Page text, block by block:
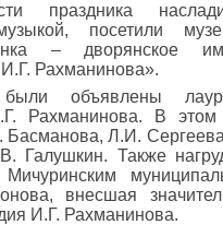
праздника
посетили
– дворянское
И.Г. Рахманинова».
объявлены
Рахманинова. В этом
Басманова, Л.И.
Галушкин. Также
внесшая
И.Г. Рахманинова.